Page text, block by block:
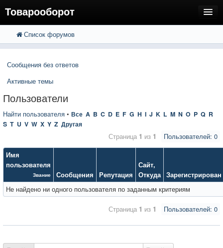
Товарооборот
FAQ
Вход
Расширенный поиск
Список форумов
Сообщения без ответов
Активные темы
Пользователи
Найти пользователя • Все A B C D E F G H I J K L M N O P Q R
S T U V W X Y Z Другая
Пользователей: 0
Страница 1 из 1
Имя
пользователя
Звание Сообщения Репутация
Сайт,
Откуда Зарегистрирован
Не найдено ни одного пользователя по заданным критериям
Пользователей: 0
Страница 1 из 1